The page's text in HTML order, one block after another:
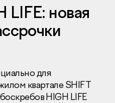
LIFE: новая
для
квартале SHIFT
HIGH LIFE